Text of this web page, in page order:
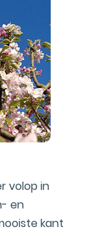
volop in
en
kant